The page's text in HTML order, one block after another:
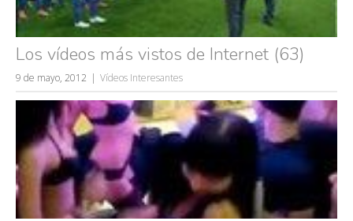
Los vídeos más vistos de Internet (63)
9 de mayo, 2012 Vídeos Interesantes